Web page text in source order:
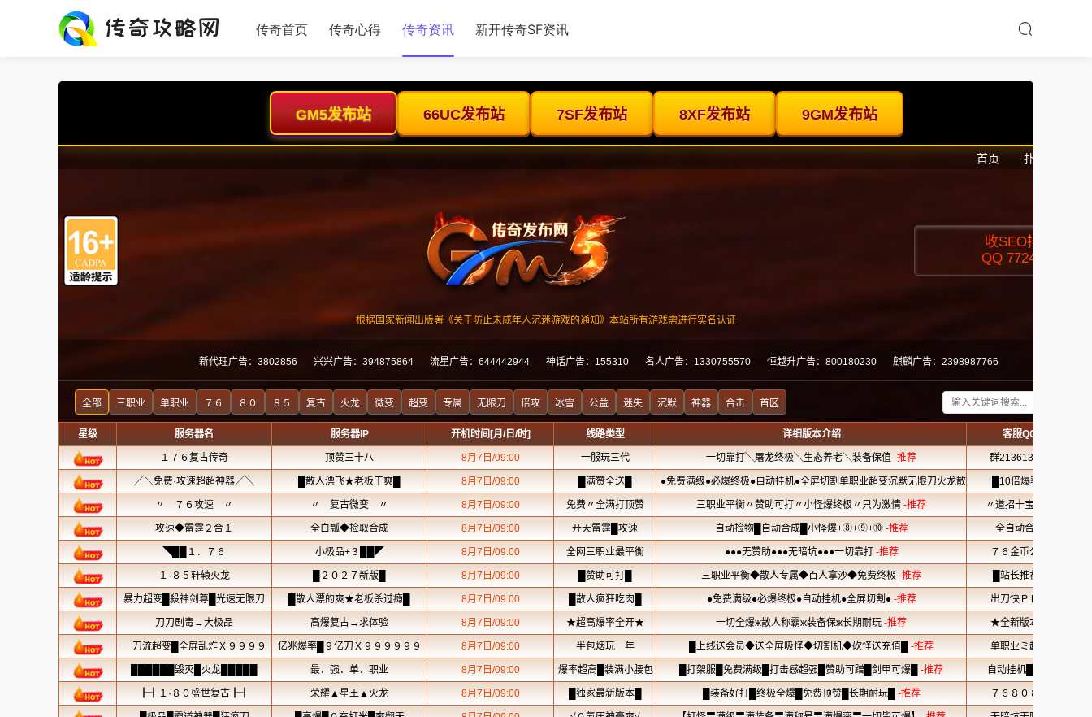
传奇首页 传奇心得 传奇资讯 新开传奇SF资讯